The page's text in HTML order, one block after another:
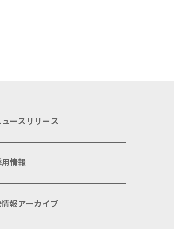
ュースリリース
用情報
情報アーカイブ